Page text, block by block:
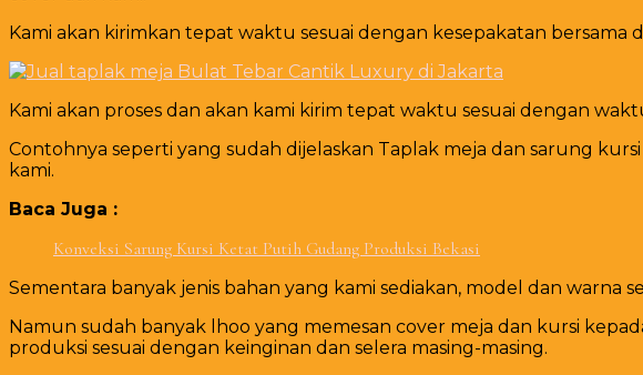
Kami akan kirimkan tepat waktu sesuai dengan kesepakatan
Kami akan proses dan akan kami kirim tepat waktu sesuai dengan
Contohnya seperti yang sudah dijelaskan Taplak meja dan sarung
kami.
Baca Juga :
Konveksi Sarung Kursi Ketat Putih Gudang Produksi Bekasi
Sementara banyak jenis bahan yang kami sediakan, model dan warna
Namun sudah banyak lhoo yang memesan cover meja dan kursi
produksi sesuai dengan keinginan dan selera masing-masing.